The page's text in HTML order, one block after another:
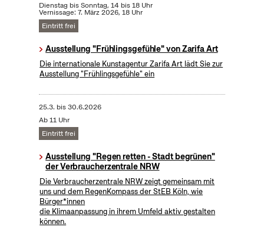
Dienstag bis Sonntag, 14 bis 18 Uhr
Vernissage: 7. März 2026, 18 Uhr
Eintritt frei
Ausstellung "Frühlingsgefühle" von Zarifa Art
Die internationale Kunstagentur Zarifa Art lädt Sie zur
Ausstellung "Frühlingsgefühle" ein
25.3. bis30.6.2026
Ab 11 Uhr
Eintritt frei
Ausstellung "Regen retten - Stadt begrünen"
der Verbraucherzentrale NRW
Die Verbraucherzentrale NRW zeigt gemeinsam mit
uns und dem RegenKompass der StEB Köln, wie
Bürger*innen
die Klimaanpassung in ihrem Umfeld aktiv gestalten
können.